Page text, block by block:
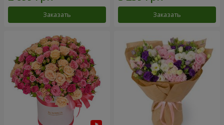
Заказать Заказать